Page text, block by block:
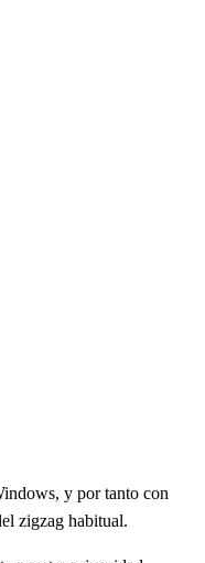
y por tanto con
zigzag habitual.